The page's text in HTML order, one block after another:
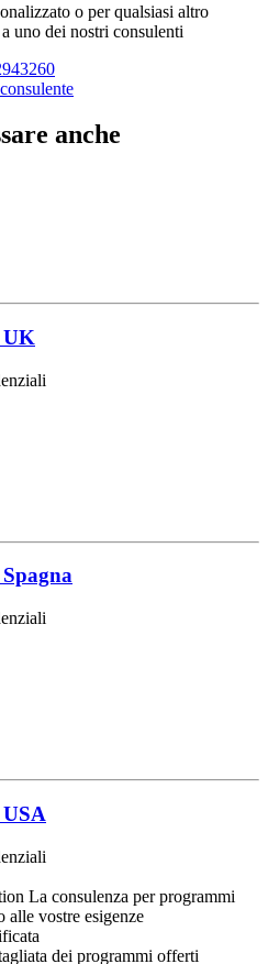
o per qualsiasi altro
uno dei nostri consulenti
anche
UK
La consulenza per programmi
alle vostre esigenze
dei programmi offerti